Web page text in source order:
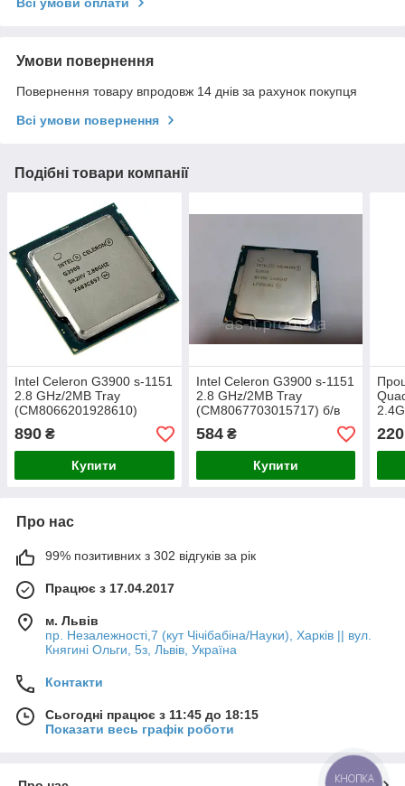
Умови повернення
Повернення товару впродовж 14 днів за рахунок покупця
Всі умови повернення
Подібні товари компанії
Intel Celeron G3900 s-1151
2.8 GHz/2MB Tray
(CM8066201928610)
890 ₴
Купити
Intel Celeron G3900 s-1151
2.8 GHz/2MB Tray
(CM8067703015717) б/в
584₴
Купити
220
Про нас
99% позитивних з 302 відгуків за рік
Працює з 17.04.2017
м. Львів
пр. Незалежності,7 (кут Чічібабіна/Науки), Харків || вул.
Княгині Ольги, 5з, Львів, Україна
Контакти
Сьогодні працює з 11:45 до 18:15
Показати весь графік роботи
КНОПКА